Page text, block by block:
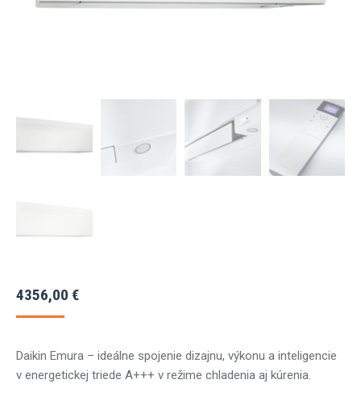
4356,00 €
Daikin Emura – ideálne spojenie dizajnu, výkonu a inteligencie
v energetickej triede A+++ v režime chladenia aj kúrenia.